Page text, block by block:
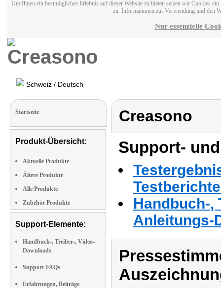
Um Ihnen ein bestmögliches Erlebnis auf dieser Website zu bieten setzen wir Cookies
zu. Informationen zur Verwendung und den
Nur essenzielle
Schweiz / Deutsch
Startseite
Produkt-Übersicht:
Aktuelle Produkte
Ältere Produkte
Alle Produkte
Zubehör Produkte
Support-Elemente:
Handbuch-, Treiber-, Video-
Downloads
Support-FAQs
Erfahrungen, Beiträge
Creasono
Support-
Handbuch-,
Anleitungs-